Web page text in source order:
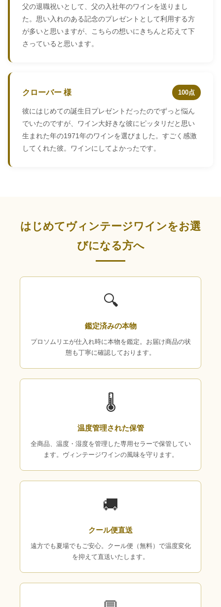
父の退職祝いとして、父の入社年のワインを送りまし
た。思い入れのある記念のプレゼントとして利用する方
が多いと思いますが、こちらの想いにきちんと応えて下
さっていると思います。
クローバー 様 100点
彼にはじめての誕生日プレゼントだったのでずっと悩ん
でいたのですが、ワイン大好きな彼にピッタリだと思い
生まれた年の1971年のワインを選びました。すごく感激
してくれた彼。ワインにしてよかったです。
はじめてヴィンテージワインをお選
びになる方へ
🔍
鑑定済みの本物
プロソムリエが仕入れ時に本物を鑑定。お届け商品の状
態も丁寧に確認しております。
🌡
温度管理された保管
全商品、温度・湿度を管理した専用セラーで保管してい
ます。ヴィンテージワインの風味を守ります。
🚚
クール便直送
遠方でも夏場でもご安心。クール便（無料）で温度変化
を抑えて直送いたします。